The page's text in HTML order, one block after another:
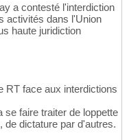
a contesté l'interdiction
activités dans l'Union
haute juridiction
RT face aux interdictions
se faire traiter de loppette
de dictature par d'autres.